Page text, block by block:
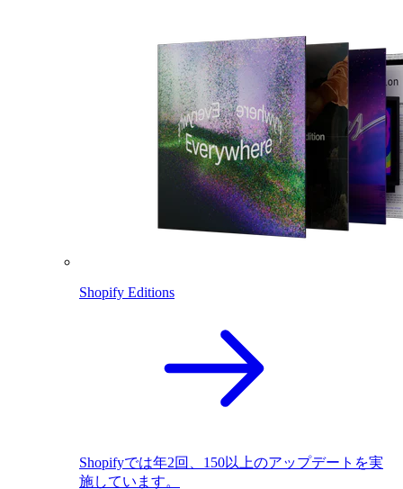
Shopify Editions
Shopifyでは年2回、150以上のアップデートを実
施しています。